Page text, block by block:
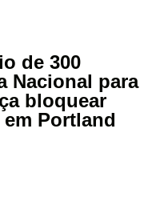
de 300
Nacional para
bloquear
Portland